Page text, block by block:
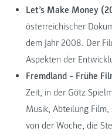
Let’s Make Money
österreichischer
dem Jahr 2008. Der
Aspekten der
Fremdland – Frühe
Zeit, in der Götz
Musik, Abteilung
von der Woche, die